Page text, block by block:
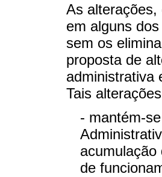
As alterações,
em alguns
sem os
proposta de
administrativa
Tais
- mantém-
acumulação
de